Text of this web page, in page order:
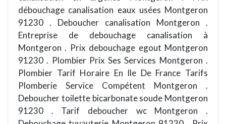
débouchage canalisation eaux usées Montgeron
91230 . Deboucher canalisation Montgeron .
Entreprise de debouchage canalisation à
Montgeron . Prix debouchage egout Montgeron
91230 . Plombier Prix Ses Services Montgeron .
Plombier Tarif Horaire En Ile De France Tarifs
Plomberie Service Compétent Montgeron .
Deboucher toilette bicarbonate soude Montgeron
91230 . Tarif deboucher wc Montgeron .